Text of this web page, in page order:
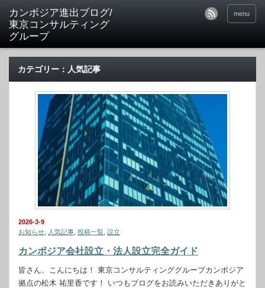
カンボジア進出ブログ/
東京コンサルティング
グループ
menu
カテゴリー：人気記事
2026-3-9
お知らせ
人気記事 投稿一覧 設立
カンボジア会社設立・法人設立完全ガイド
皆さん、こんにちは！ 東京コンサルティンググループカンボジア
拠点の松木 祐里香です！ いつもブログをお読みいただきありがと